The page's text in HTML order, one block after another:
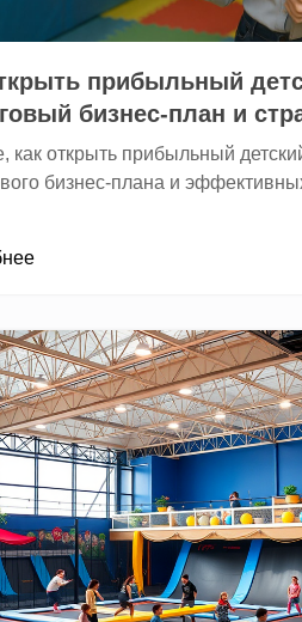
прибыльный
бизнес-план и
как открыть прибыльный
бизнес-плана и